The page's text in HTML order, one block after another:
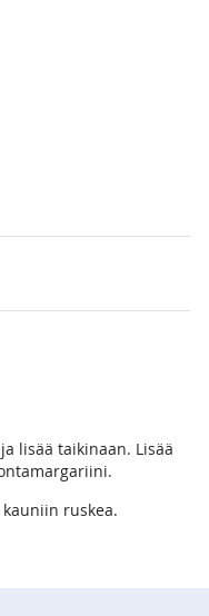
lisää taikinaan. Lisää
ruskea.